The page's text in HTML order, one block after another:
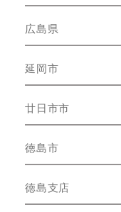
広島県
延岡市
廿日市市
徳島市
徳島支店